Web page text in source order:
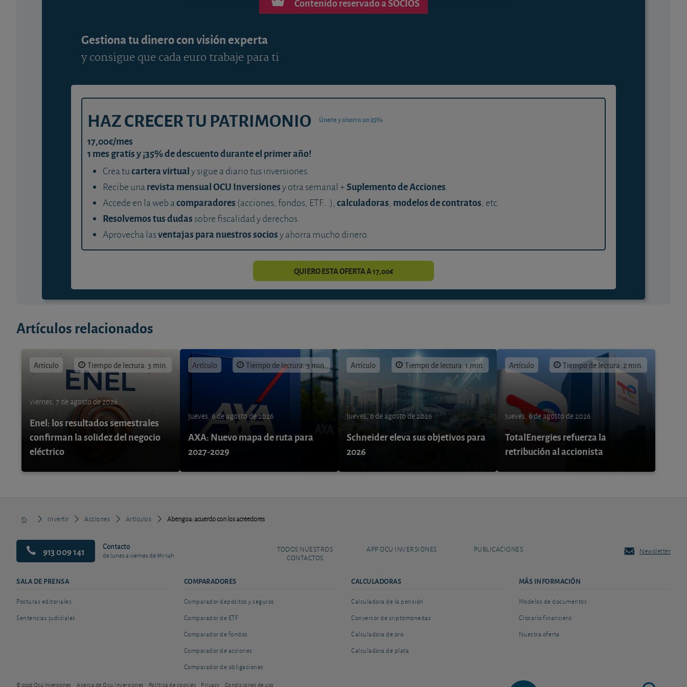
Gestiona tu dinero con visión experta
y consigue que cada euro trabaje para ti
HAZ CRECER TU PATRIMONIO Únete y ahorra un 35%
17,00€/mes
1 mes gratis y ¡35% de descuento durante el primer año!
Crea tucartera virtualy sigue a diario tus inversiones.
Recibe unarevista mensual OCU Inversionesy otra semanal +Suplemento de Acciones.
Accede en la web acomparadores (acciones, fondos, ETF...), calculadoras, modelos de contratos, etc.
Resolvemos tus dudas sobre fiscalidad y derechos.
Aprovecha lasventajas para nuestros sociosy ahorra mucho dinero.
QUIERO ESTA OFERTA A 17,00€
Artículos relacionados
Artículo Tiempo de lectura: 3 min.
viernes, 7 de agosto de 2026
Enel: los resultados semestrales
confirman la solidez del negocio
eléctrico
Artículo Tiempo de lectura: 3 min.
jueves, 6 de agosto de 2026
AXA: Nuevo mapa de ruta para
2027-2029
Artículo Tiempo de lectura: 1 min.
jueves, 6 de agosto de 2026
Schneider eleva sus objetivos para
2026
Artículo Tiempo de lectura: 2 min.
jueves, 6 de agosto de 2026
TotalEnergies refuerza la
retribución al accionista
Invertir Acciones Artículos Abengoa: acuerdo con los acreedores
913 009 141 Contacto
de lunes a viernes de 9h-14h
TODOS NUESTROS
CONTACTOS
APP OCU INVERSIONES PUBLICACIONES Newsletter
SALA DE PRENSA
Posturas editoriales
Sentencias judiciales
COMPARADORES
Comparador depósitos y seguros
Comparador de ETF
Comparador de fondos
Comparador de acciones
Comparador de obligaciones
CALCULADORAS
Calculadora de la pensión
Conversor de criptomonedas
Calculadora de oro
Calculadora de plata
MÁS INFORMACIÓN
Modelos de documentos
Glosario financiero
Nuestra oferta
© 2026 Ocu Inversiones Acerca de Ocu Inversiones Política de cookies Privacy Condiciones de uso